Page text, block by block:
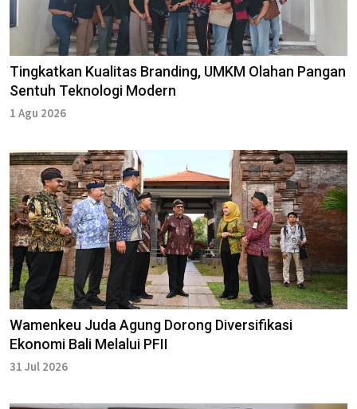
Tingkatkan Kualitas Branding, UMKM Olahan Pangan
Sentuh Teknologi Modern
1 Agu 2026
Wamenkeu Juda Agung Dorong Diversifikasi
Ekonomi Bali Melalui PFII
31 Jul 2026